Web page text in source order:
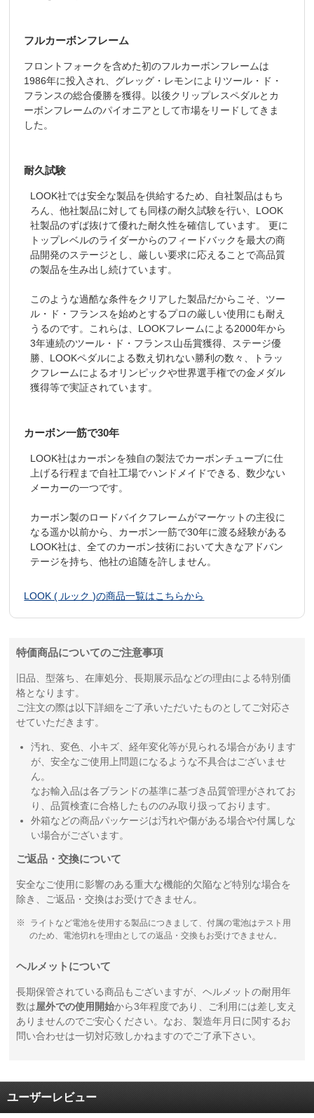
フルカーボンフレーム
フロントフォークを含めた初のフルカーボンフレームは
1986年に投入され、グレッグ・レモンによりツール・ド・
フランスの総合優勝を獲得。以後クリップレスペダルとカ
ーボンフレームのパイオニアとして市場をリードしてきま
した。
耐久試験
LOOK社では安全な製品を供給するため、自社製品はもち
ろん、他社製品に対しても同様の耐久試験を行い、LOOK
社製品のずば抜けて優れた耐久性を確信しています。 更に
トップレベルのライダーからのフィードバックを最大の商
品開発のステージとし、厳しい要求に応えることで高品質
の製品を生み出し続けています。
このような過酷な条件をクリアした製品だからこそ、ツー
ル・ド・フランスを始めとするプロの厳しい使用にも耐え
うるのです。これらは、LOOKフレームによる2000年から
3年連続のツール・ド・フランス山岳賞獲得、ステージ優
勝、LOOKペダルによる数え切れない勝利の数々、トラッ
クフレームによるオリンピックや世界選手権での金メダル
獲得等で実証されています。
カーボン一筋で30年
LOOK社はカーボンを独自の製法でカーボンチューブに仕
上げる行程まで自社工場でハンドメイドできる、数少ない
メーカーの一つです。
カーボン製のロードバイクフレームがマーケットの主役に
なる遥か以前から、カーボン一筋で30年に渡る経験がある
LOOK社は、全てのカーボン技術において大きなアドバン
テージを持ち、他社の追随を許しません。
LOOK ( ルック )の商品一覧はこちらから
特価商品についてのご注意事項
旧品、型落ち、在庫処分、長期展示品などの理由による特別価
格となります。
ご注文の際は以下詳細をご了承いただいたものとしてご対応さ
せていただきます。
汚れ、変色、小キズ、経年変化等が見られる場合があります
が、安全なご使用上問題になるような不具合はございませ
ん。
なお輸入品は各ブランドの基準に基づき品質管理がされてお
り、品質検査に合格したもののみ取り扱っております。
外箱などの商品パッケージは汚れや傷がある場合や付属しな
い場合がございます。
ご返品・交換について
安全なご使用に影響のある重大な機能的欠陥など特別な場合を
除き、ご返品・交換はお受けできません。
ライトなど電池を使用する製品につきまして、付属の電池はテスト用
のため、電池切れを理由としての返品・交換もお受けできません。
ヘルメットについて
長期保管されている商品もございますが、ヘルメットの耐用年
数は屋外での使用開始から3年程度であり、ご利用には差し支え
ありませんのでご安心ください。なお、製造年月日に関するお
問い合わせは一切対応致しかねますのでご了承下さい。
ユーザーレビュー